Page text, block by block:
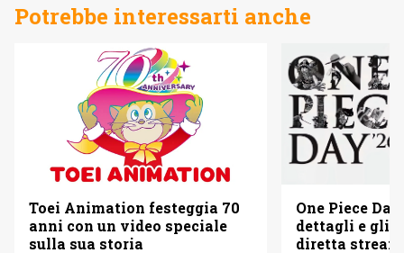
Potrebbe interessarti anche
Toei Animation festeggia 70
anni con un video speciale
sulla sua storia
One Piece
dettagli e gli
diretta